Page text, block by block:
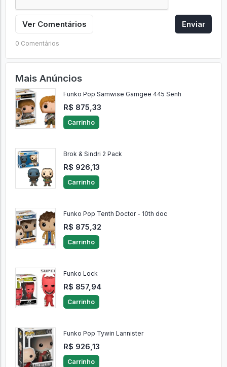
Ver Comentários Enviar
0 Comentários
Mais Anúncios
Funko Pop Samwise Gamgee 445 Senh
R$ 875,33
Carrinho
Brok & Sindri 2 Pack
R$ 926,13
Carrinho
Funko Pop Tenth Doctor - 10th doc
R$ 875,32
Carrinho
Funko Lock
R$ 857,94
Carrinho
Funko Pop Tywin Lannister
R$ 926,13
Carrinho